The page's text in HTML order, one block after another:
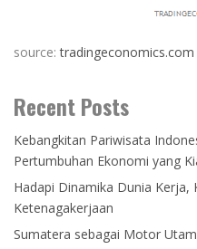
source:tradingeconomics.com
Recent Posts
Kebangkitan Pariwisata
Pertumbuhan Ekonomi yang
Hadapi Dinamika Dunia Kerja,
Ketenagakerjaan
Sumatera sebagai Motor